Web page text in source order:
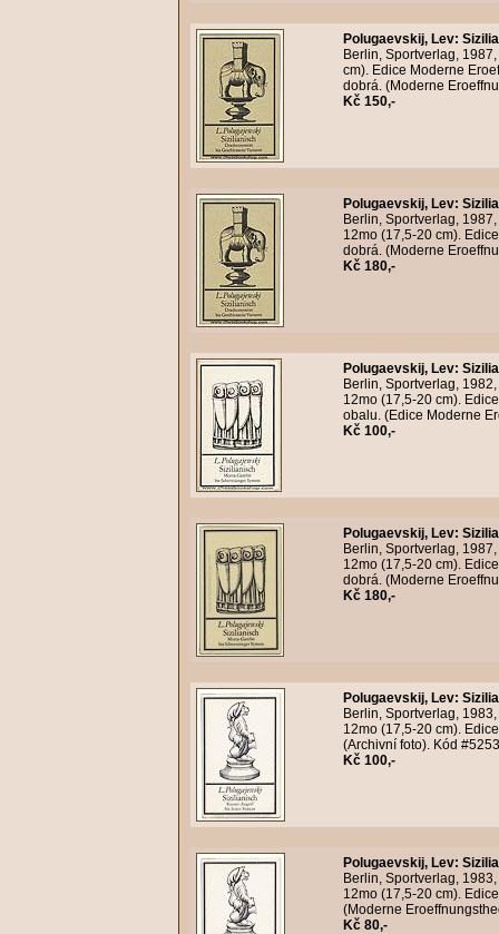
Polugaevskij, Lev:
Berlin, Sportverlag,
cm). Edice Moderne
dobrá. (Moderne
Kč 150,-
Polugaevskij, Lev:
Berlin, Sportverlag,
12mo (17,5-20 cm).
dobrá. (Moderne
Kč 180,-
Polugaevskij, Lev:
Berlin, Sportverlag,
12mo (17,5-20 cm).
obalu. (Edice Moderne
Kč 100,-
Polugaevskij, Lev:
Berlin, Sportverlag,
12mo (17,5-20 cm).
dobrá. (Moderne
Kč 180,-
Polugaevskij, Lev:
Berlin, Sportverlag,
12mo (17,5-20 cm).
(Archivní foto). Kód
Kč 100,-
Polugaevskij, Lev:
Berlin, Sportverlag,
12mo (17,5-20 cm).
(Moderne
Kč 80,-